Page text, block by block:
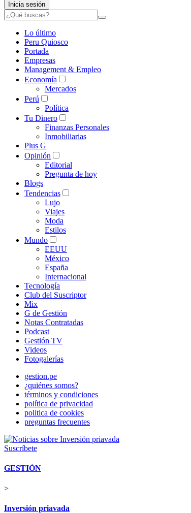
Inicia sesión
Lo último
Peru Quiosco
Portada
Empresas
Management & Empleo
Economía
Mercados
Perú
Política
Tu Dinero
Finanzas Personales
Inmobiliarias
Plus G
Opinión
Editorial
Pregunta de hoy
Blogs
Tendencias
Lujo
Viajes
Moda
Estilos
Mundo
EEUU
México
España
Internacional
Tecnología
Club del Suscriptor
Mix
G de Gestión
Notas Contratadas
Podcast
Gestión TV
Videos
Fotogalerías
gestion.pe
¿quiénes somos?
términos y condiciones
política de privacidad
politica de cookies
preguntas frecuentes
Suscríbete
GESTIÓN
>
Inversión priavada